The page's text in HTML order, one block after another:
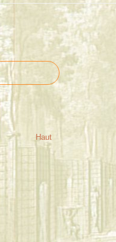
Haut